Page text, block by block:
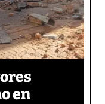
en